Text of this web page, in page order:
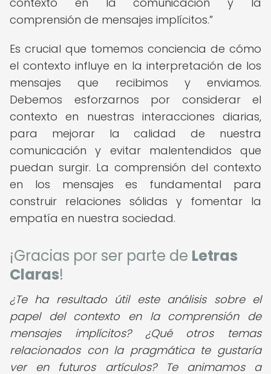
comprensión de mensajes implícitos.
Es crucial que tomemos conciencia de cómo
el contexto influye en la interpretación de los
mensajes que recibimos y enviamos.
Debemos esforzarnos por considerar el
contexto en nuestras interacciones diarias,
para mejorar la calidad de nuestra
comunicación y evitar malentendidos que
puedan surgir. La comprensión del contexto
en los mensajes es fundamental para
construir relaciones sólidas y fomentar la
empatía en nuestra sociedad.
¡Gracias por ser parte de Letras
Claras!
¿Te ha resultado útil este análisis sobre el
papel del contexto en la comprensión de
mensajes implícitos? ¿Qué otros temas
relacionados con la pragmática te gustaría
ver en futuros artículos? Te animamos a